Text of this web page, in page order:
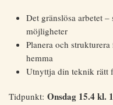
Det gränslösa arbetet
möjligheter
Planera och
hemma
Utnyttja din teknik rätt
Tidpunkt: Onsdag 15.4 kl.